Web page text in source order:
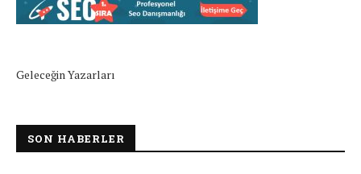
Geleceğin Yazarları
SON HABERLER